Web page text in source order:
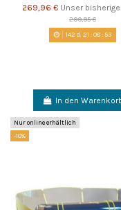
269,96 € Unser
299,95 €
142 d. 21 :08:52
In den
Nur online erhältlich
-10%